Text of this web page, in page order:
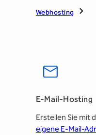
Webhosting
E-Mail-Hosting
Erstellen Sie mit
eigene E-Mail-